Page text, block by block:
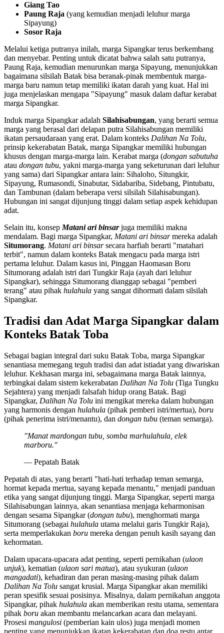
Giang Tao
Paung Raja (yang kemudian menjadi leluhur marga
Sipayung)
Sosor Raja
Melalui ketiga putranya inilah, marga Sipangkar terus berkembang
dan menyebar. Penting untuk dicatat bahwa salah satu putranya,
Paung Raja, kemudian menurunkan marga Sipayung, menunjukkan
bagaimana silsilah Batak bisa beranak-pinak membentuk marga-
marga baru namun tetap memiliki ikatan darah yang kuat. Hal ini
juga menjelaskan mengapa "Sipayung" masuk dalam daftar kerabat
marga Sipangkar.
Induk marga Sipangkar adalah Silahisabungan, yang berarti semua
marga yang berasal dari delapan putra Silahisabungan memiliki
ikatan persaudaraan yang erat. Dalam konteks Dalihan Na Tolu,
prinsip kekerabatan Batak, marga Sipangkar memiliki hubungan
khusus dengan marga-marga lain. Kerabat marga (dongan sabutuha
atau dongan tubu, yakni marga-marga yang seketurunan dari leluhur
yang sama) dari Sipangkar antara lain: Sihaloho, Situngkir,
Sipayung, Rumasondi, Sinabutar, Sidabariba, Sidebang, Pintubatu,
dan Tambunan (dalam beberapa versi silsilah Silahisabungan).
Hubungan ini sangat dijunjung tinggi dalam setiap aspek kehidupan
adat.
Selain itu, konsep Matani ari binsarjuga memiliki makna
mendalam. Bagi marga Sipangkar, Matani ari binsarmereka adalah
Situmorang. Matani ari binsarsecara harfiah berarti "matahari
terbit", namun dalam konteks Batak mengacu pada marga istri
pertama leluhur. Dalam kasus ini, Pinggan Haomasan Boru
Situmorang adalah istri dari Tungkir Raja (ayah dari leluhur
Sipangkar), sehingga Situmorang dianggap sebagai "pemberi
terang" atau pihak hulahula yang sangat dihormati dalam silsilah
Sipangkar.
Tradisi dan Adat Marga Sipangkar dalam
Konteks Batak Toba
Sebagai bagian integral dari suku Batak Toba, marga Sipangkar
senantiasa memegang teguh tradisi dan adat istiadat yang diwariskan
leluhur. Kekhasan marga ini, sebagaimana marga Batak lainnya,
terbingkai dalam sistem kekerabatan Dalihan Na Tolu (Tiga Tungku
Sejahtera) yang menjadi falsafah hidup orang Batak. Bagi
Sipangkar, Dalihan Na Tolu ini mengikat mereka dalam hubungan
yang harmonis dengan hulahula (pihak pemberi istri/mertua), boru
(pihak penerima istri/menantu), dan dongan tubu (teman semarga).
"Manat mardongan tubu, somba marhulahula, elek
marboru."
— Pepatah Batak
Pepatah di atas, yang berarti "hati-hati terhadap teman semarga,
hormat kepada mertua, sayang kepada menantu," menjadi panduan
etika yang sangat dijunjung tinggi. Marga Sipangkar, seperti marga
Silahisabungan lainnya, akan senantiasa menjaga keharmonisan
dengan sesama Sipangkar (dongan tubu), menghormati marga
Situmorang (sebagai hulahula utama melalui garis Tungkir Raja),
serta memperlakukan boru mereka dengan penuh kasih sayang dan
kehormatan.
Dalam upacara-upacara adat penting, seperti pernikahan (ulaon
unjuk), kematian (ulaon sari matua), atau syukuran (ulaon
mangadati), kehadiran dan peran masing-masing pihak dalam
Dalihan Na Tolu sangat krusial. Marga Sipangkar akan memiliki
peran spesifik sesuai posisinya. Misalnya, dalam pernikahan anggota
Sipangkar, pihak hulahula akan memberikan restu utama, sementara
pihak boru akan membantu melancarkan acara dan melayani.
Prosesi mangulosi (pemberian kain ulos) juga menjadi momen
penting yang menunjukkan ikatan kekerabatan dan doa restu antar